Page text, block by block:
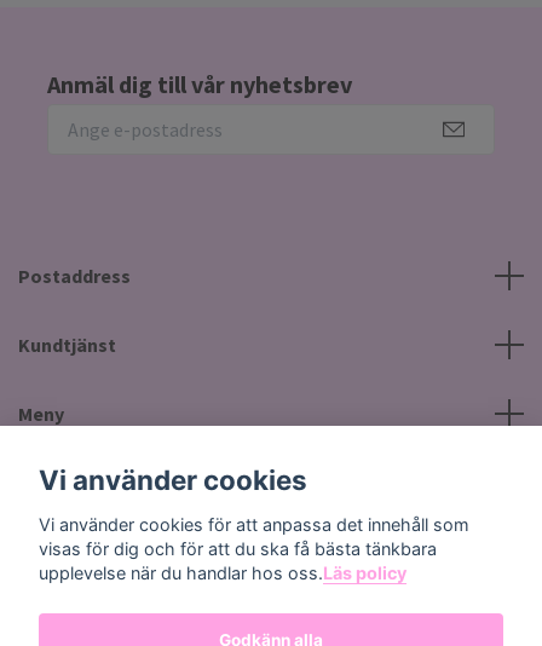
Anmäl dig till vår nyhetsbrev
Postaddress
Kundtjänst
Meny
Sociala medier
Vi använder cookies
Vi använder cookies för att anpassa det innehåll som
visas för dig och för att du ska få bästa tänkbara
upplevelse när du handlar hos oss.Läs policy
Godkänn alla